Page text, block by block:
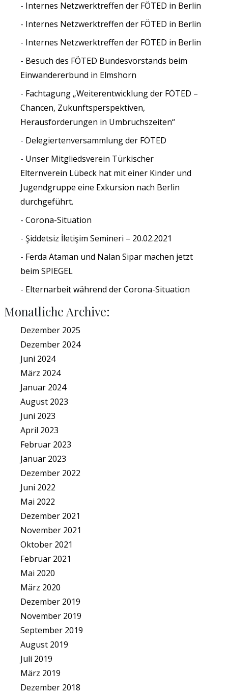
Internes Netzwerktreffen der FÖTED in Berlin
Internes Netzwerktreffen der FÖTED in Berlin
Internes Netzwerktreffen der FÖTED in Berlin
Besuch des FÖTED Bundesvorstands beim
Einwandererbund in Elmshorn
Fachtagung „Weiterentwicklung der FÖTED –
Chancen, Zukunftsperspektiven,
Herausforderungen in Umbruchszeiten“
Delegiertenversammlung der FÖTED
Unser Mitgliedsverein Türkischer
Elternverein Lübeck hat mit einer Kinder und
Jugendgruppe eine Exkursion nach Berlin
durchgeführt.
Corona-Situation
Şiddetsiz İletişim Semineri – 20.02.2021
Ferda Ataman und Nalan Sipar machen jetzt
beim SPIEGEL
Elternarbeit während der Corona-Situation
Monatliche Archive:
Dezember 2025
Dezember 2024
Juni 2024
März 2024
Januar 2024
August 2023
Juni 2023
April 2023
Februar 2023
Januar 2023
Dezember 2022
Juni 2022
Mai 2022
Dezember 2021
November 2021
Oktober 2021
Februar 2021
Mai 2020
März 2020
Dezember 2019
November 2019
September 2019
August 2019
Juli 2019
März 2019
Dezember 2018